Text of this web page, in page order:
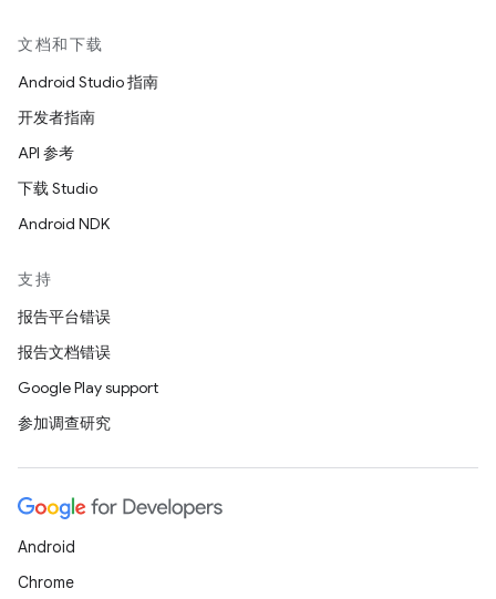
文档和下载
Android Studio 指南
开发者指南
API 参考
下载 Studio
Android NDK
支持
报告平台错误
报告文档错误
Google Play support
参加调查研究
Android
Chrome